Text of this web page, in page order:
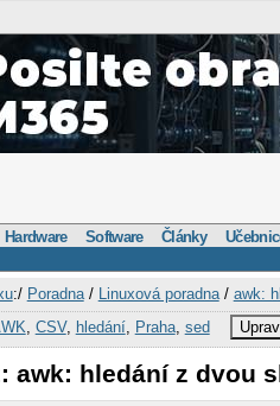
Hardware Software Články
:/ Poradna/ Linuxová poradna/ awk:
CSV, hledání, Praha, sed
awk: hledání z dvou